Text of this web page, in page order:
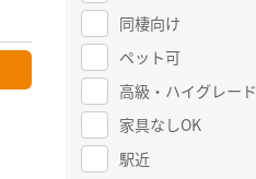
同棲向け
ペット可
高級・ハイグレード
家具なしOK
駅近